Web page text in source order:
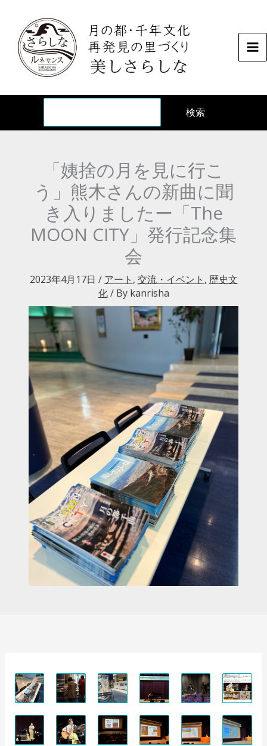
ッ
検索
「姨捨の月を見に行こ
う」熊木さんの新曲に聞
き入りましたー「The
MOON CITY」発行記念集
会
2023年4月17日 / アート , 交流・イベント , 歴史文
化/ By kanrisha